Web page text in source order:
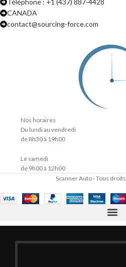
CANADA
contact@sourcing-force.com
Nos horaires
Du lundi au vendredi
de 8h30 à 19h00
Le samedi
de 9h00 à 12h00
Scanner Auto - Tous